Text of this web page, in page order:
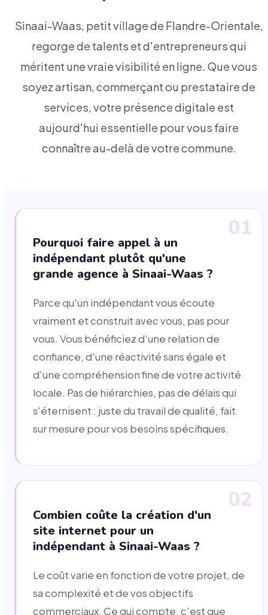
Sinaai-Waas, petit village de Flandre-Orientale,
regorge de talents et d'entrepreneurs qui
méritent une vraie visibilité en ligne. Que vous
soyez artisan, commerçant ou prestataire de
services, votre présence digitale est
aujourd'hui essentielle pour vous faire
connaître au-delà de votre commune.
01
Pourquoi faire appel à un
indépendant plutôt qu'une
grande agence à Sinaai-Waas ?
Parce qu'un indépendant vous écoute
vraiment et construit avec vous, pas pour
vous. Vous bénéficiez d'une relation de
confiance, d'une réactivité sans égale et
d'une compréhension fine de votre activité
locale. Pas de hiérarchies, pas de délais qui
s'éternisent : juste du travail de qualité, fait
sur mesure pour vos besoins spécifiques.
02
Combien coûte la création d'un
site internet pour un
indépendant à Sinaai-Waas ?
Le coût varie en fonction de votre projet, de
sa complexité et de vos objectifs
commerciaux. Ce qui compte, c'est que